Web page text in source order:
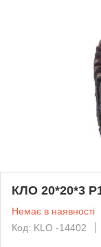
КЛО 20*20*3
Немає в наявності
Код: KLO -14402